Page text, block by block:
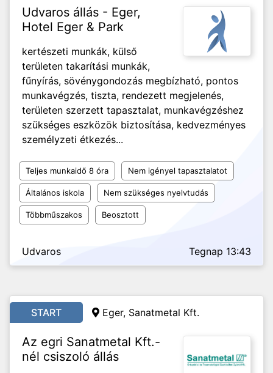
Udvaros állás - Eger,
Hotel Eger & Park
kertészeti munkák, külső
területen takarítási munkák,
fűnyírás, sövénygondozás megbízható, pontos
munkavégzés, tiszta, rendezett megjelenés,
területen szerzett tapasztalat, munkavégzéshez
szükséges eszközök biztosítása, kedvezményes
személyzeti étkezés...
Teljes munkaidő 8 óra Nem igényel tapasztalatot
Általános iskola Nem szükséges nyelvtudás
Többműszakos Beosztott
Udvaros Tegnap 13:43
START Eger, Sanatmetal Kft.
Az egri Sanatmetal Kft.-
nél csiszoló állás